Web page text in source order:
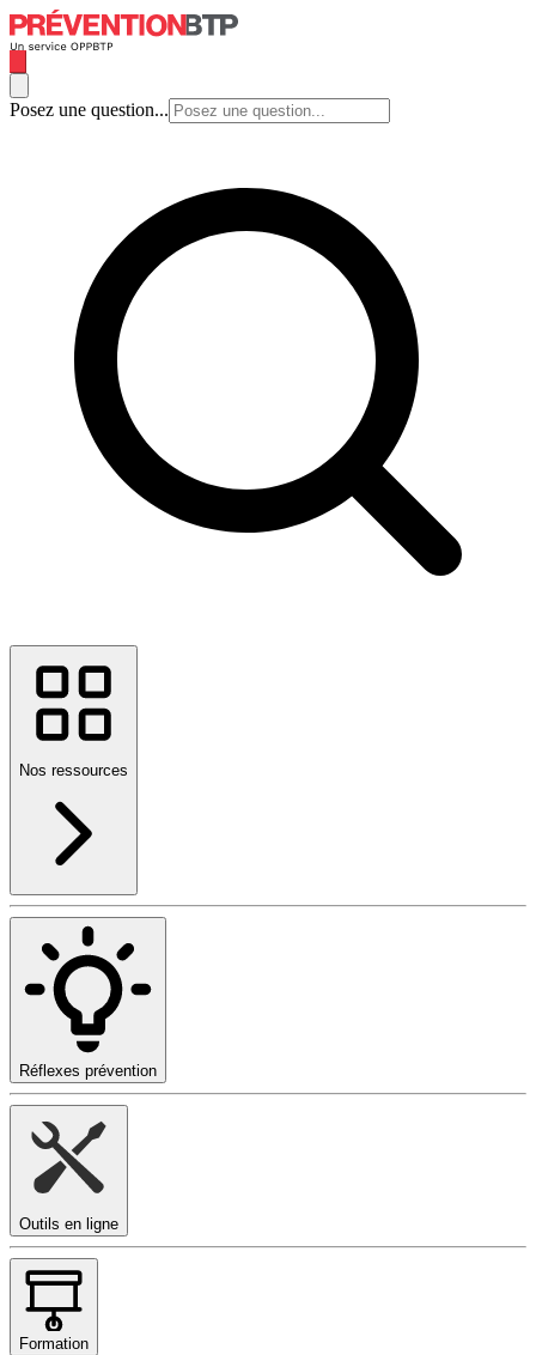
Posez une question...
Nos ressources
Réflexes prévention
Outils en ligne
Formation